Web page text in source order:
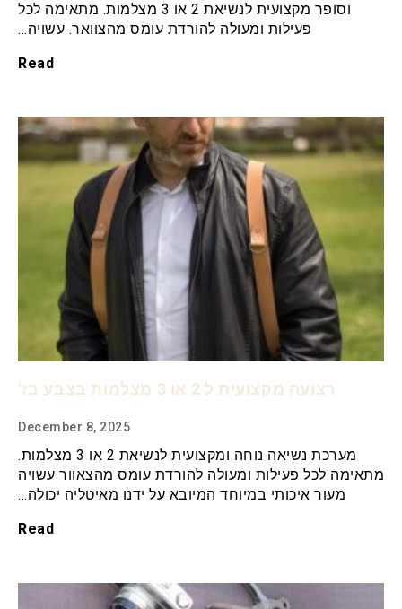
וסופר מקצועית לנשיאת 2 או 3 מצלמות. מתאימה לכל
פעילות ומעולה להורדת עומס מהצוואר. עשויה…
Read
רצועה מקצועית ל 2 או 3 מצלמות בצבע בז'
December 8, 2025
מערכת נשיאה נוחה ומקצועית לנשיאת 2 או 3 מצלמות.
מתאימה לכל פעילות ומעולה להורדת עומס מהצאוור עשויה
מעור איכותי במיוחד המיובא על ידנו מאיטליה יכולה…
Read